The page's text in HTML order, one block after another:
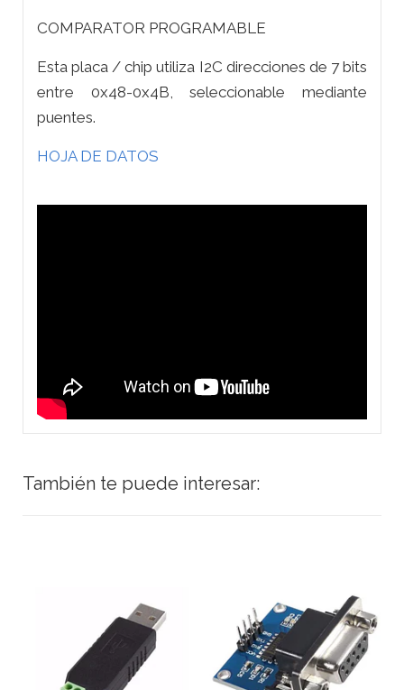
COMPARATOR PROGRAMABLE
Esta placa / chip utiliza I2C direcciones de 7 bits
entre 0x48-0x4B, seleccionable mediante
puentes.
HOJA DE DATOS
También te puede interesar: